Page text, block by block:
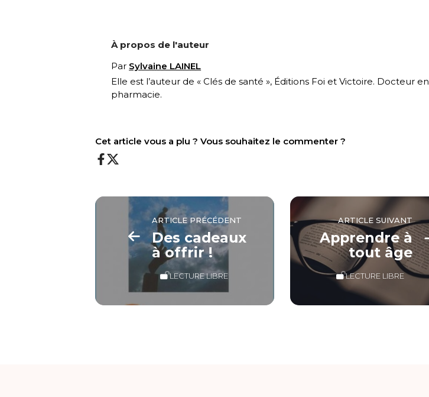
À propos de l'auteur
Par Sylvaine LAINEL
Elle est l’auteur de « Clés de santé », Éditions Foi et Victoire. Docteur en
pharmacie.
Cet article vous a plu ? Vous souhaitez le commenter ?
ARTICLE PRÉCÉDENT
Des cadeaux
à offrir !
LECTURE LIBRE
ARTICLE SUIVANT
Apprendre à
tout âge
LECTURE LIBRE